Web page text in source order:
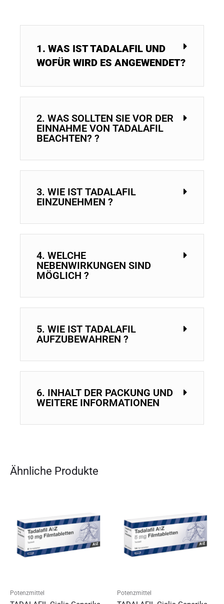
1. WAS IST TADALAFIL UND
WOFÜR WIRD ES ANGEWENDET?
2. WAS SOLLTEN SIE VOR DER
EINNAHME VON TADALAFIL
BEACHTEN? ?
3. WIE IST TADALAFIL
EINZUNEHMEN ?
4. WELCHE
NEBENWIRKUNGEN SIND
MÖGLICH ?
5. WIE IST TADALAFIL
AUFZUBEWAHREN ?
6. INHALT DER PACKUNG UND
WEITERE INFORMATIONEN
Ähnliche Produkte
Potenzmittel Potenzmittel